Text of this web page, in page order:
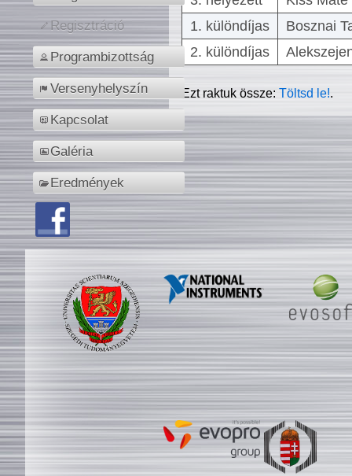
Regisztráció
Programbizottság
Versenyhelyszín
Kapcsolat
Galéria
Eredmények
1. különdíjas
Bosznai
2. különdíjas
Ezt raktuk össze:Töltsd le!.